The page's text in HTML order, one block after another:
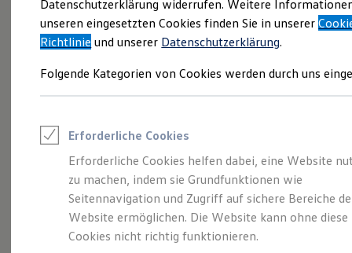
Angebote und Produkte
Aktuelle Angebote
E-Auto-Förderung
Volkswagen Marktplatz
Junge Gebrauchtwagen und Gebrauchtwagen
Saisonangebote
Leasing
Leasing-Angebote
Gebrauchtwagen Leasing
Junge Gebrauchtwagen-Leasing
Elektroauto Leasing
Kleinwagen-Leasing
Leasing ohne Anzahlung
Abenteuer Leben. Der
Tiguan.
Datenschutzerklärung widerrufen. Weitere
unseren eingesetzten Cookies finden Sie in unserer
Richtlinie und unserer Datenschutzerklärung.
Folgende Kategorien von Cookies werden durch uns
Erforderliche Cookies
Erforderliche Cookies helfen dabei, eine Website
zu machen, indem sie Grundfunktionen wie
Seitennavigation und Zugriff auf sichere Bereiche
Website ermöglichen. Die Website kann ohne diese
Cookies nicht richtig funktionieren.